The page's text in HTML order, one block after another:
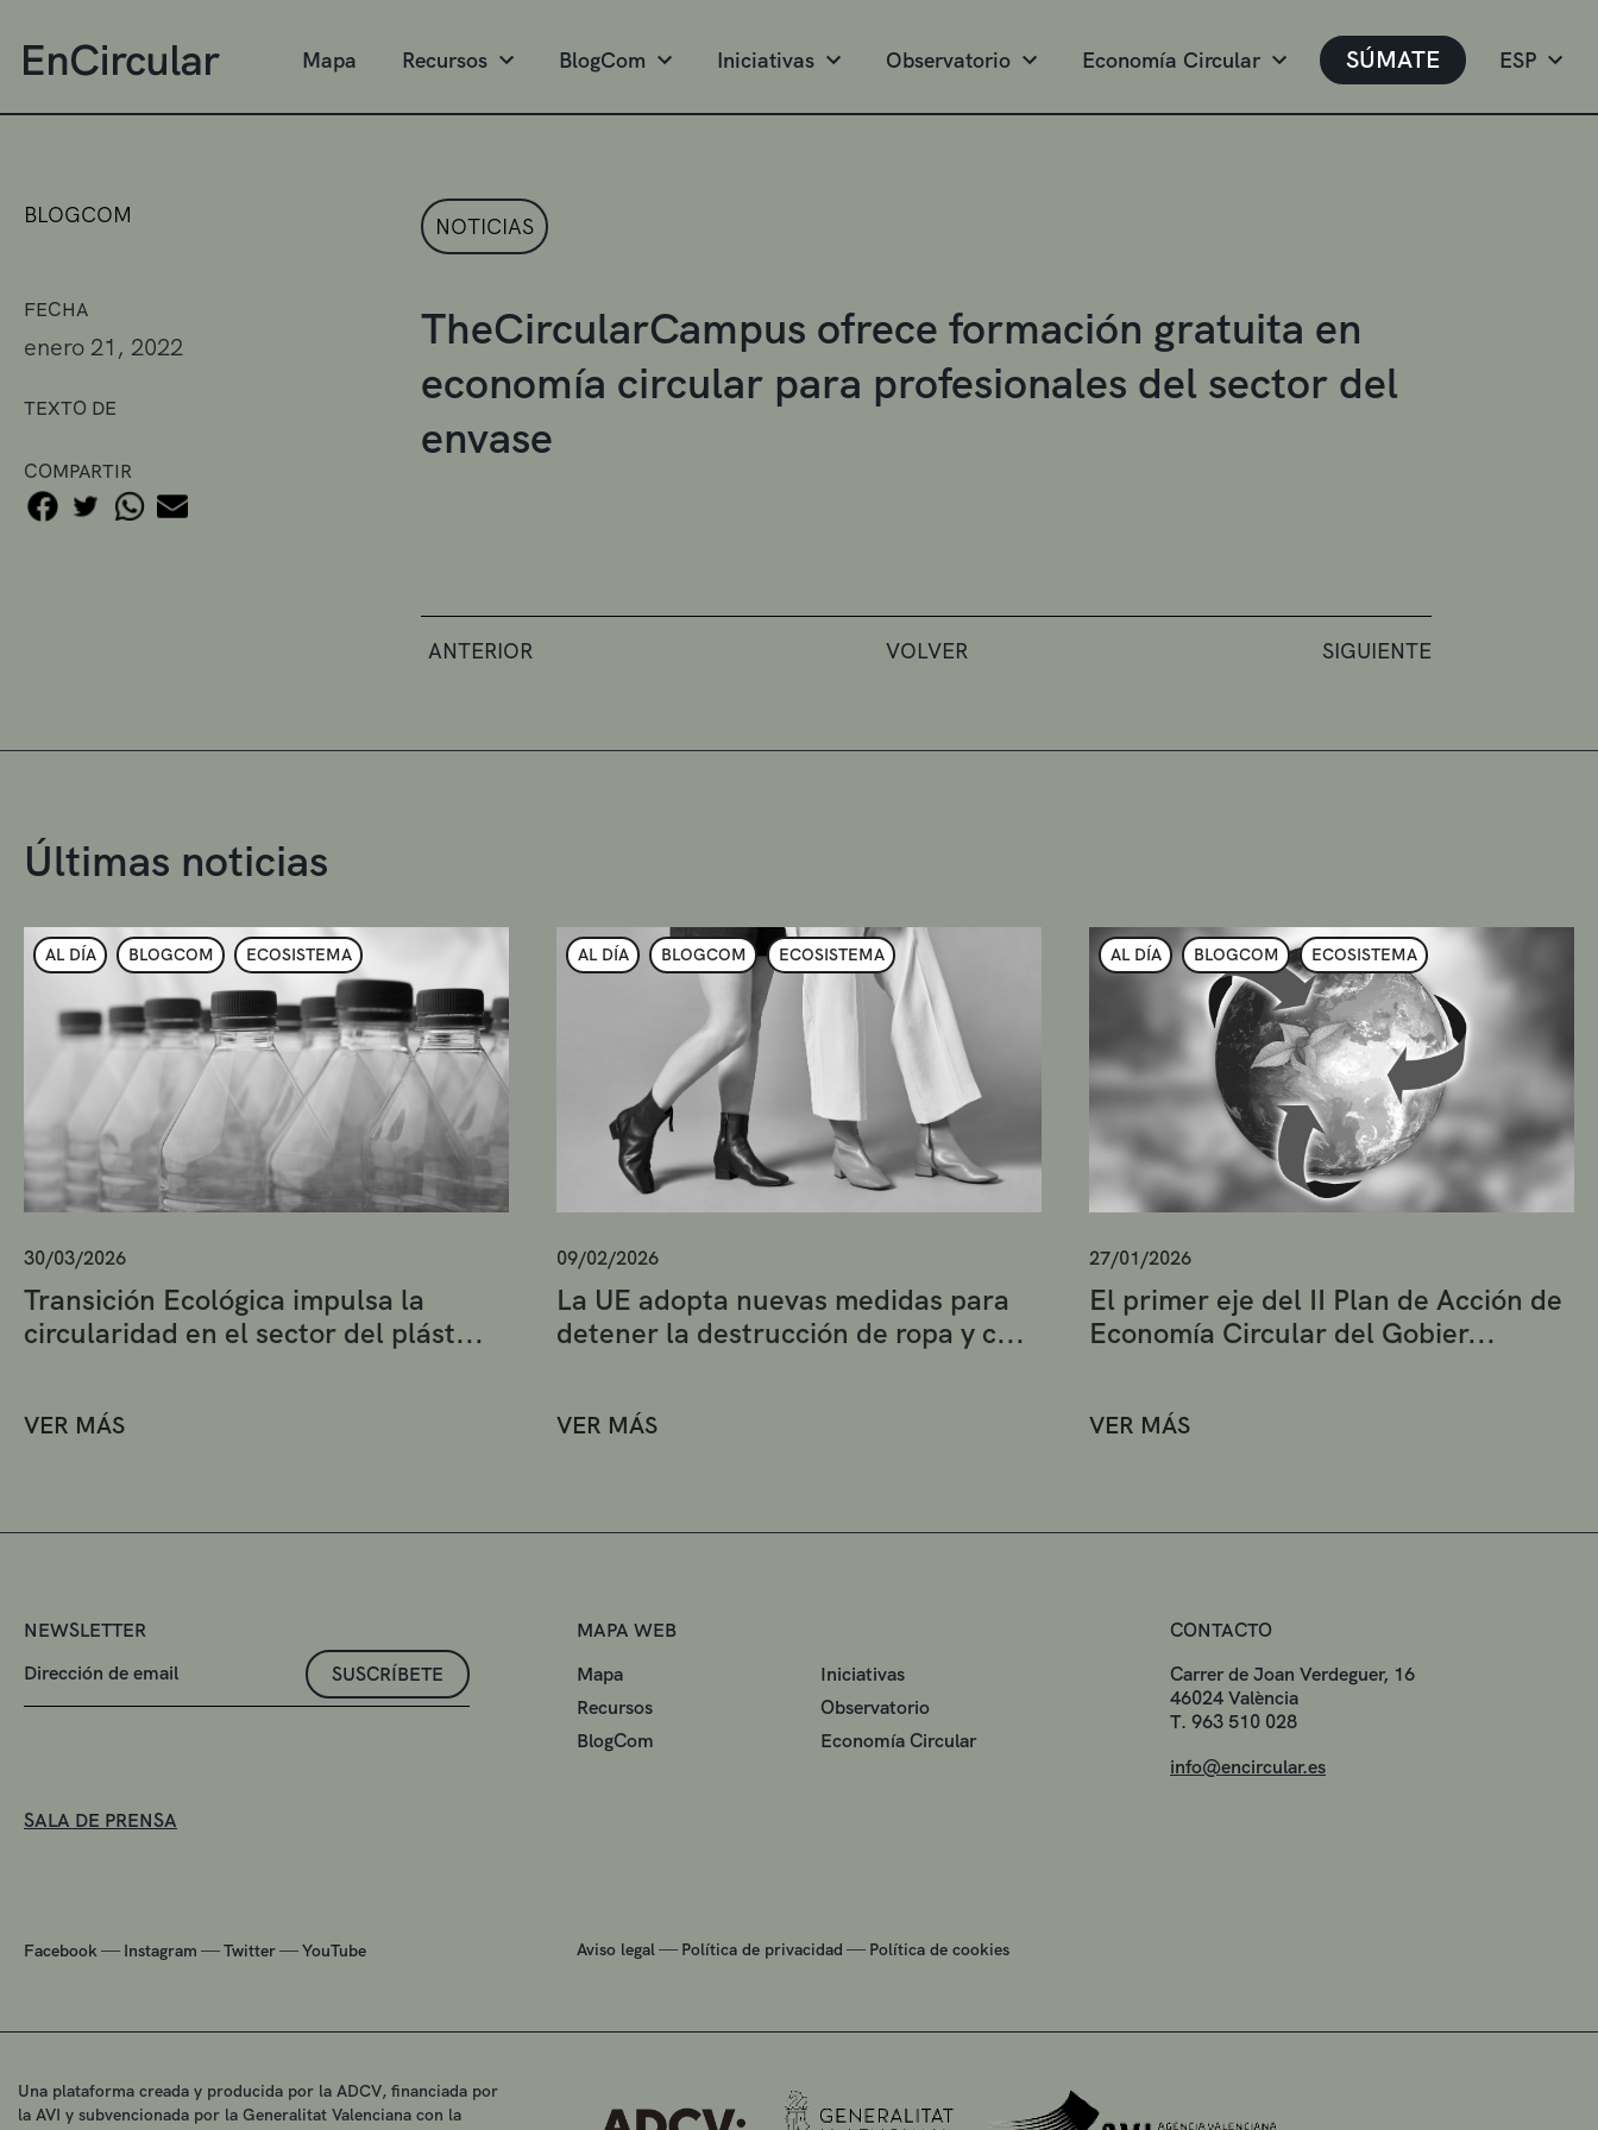
Mapa Recursos BlogCom Iniciativas Observatorio Economía Circular SÚMATE ESP
BLOGCOM
FECHA
enero 21, 2022
TEXTO DE
COMPARTIR
NOTICIAS
TheCircularCampus ofrece formación gratuita en
economía circular para profesionales del sector del
envase
ANTERIOR VOLVER SIGUIENTE
Últimas noticias
AL DÍA BLOGCOM ECOSISTEMA
30/03/2026
Transición Ecológica impulsa la
circularidad en el sector del plást...
VER MÁS
AL DÍA BLOGCOM ECOSISTEMA
09/02/2026
La UE adopta nuevas medidas para
detener la destrucción de ropa y c...
VER MÁS
AL DÍA BLOGCOM ECOSISTEMA
27/01/2026
El primer eje del II Plan de Acción de
Economía Circular del Gobier...
VER MÁS
NEWSLETTER
SUSCRÍBETE
SALA DE PRENSA
Facebook — Instagram —Twitter—YouTube
MAPA WEB
Mapa
Iniciativas
Recursos
Observatorio
BlogCom
Economía Circular
Aviso legal — Política de privacidad — Política de cookies
CONTACTO
Carrer de Joan Verdeguer, 16
46024 València
T. 963 510 028
info@encircular.es
Una plataforma creada y producida por la ADCV, financiada por
la AVI y subvencionada por la Generalitat Valenciana con la